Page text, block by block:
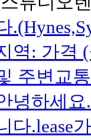
역: 가격
주변교
녕하세
다.lease